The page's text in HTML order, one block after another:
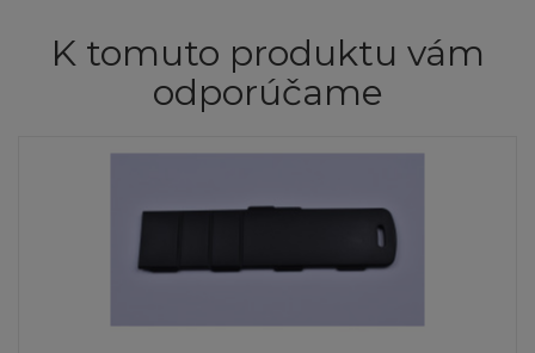
K tomuto produktu vám
odporúčame